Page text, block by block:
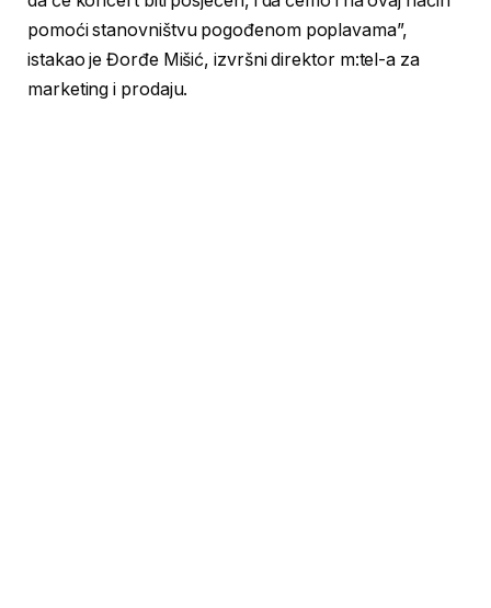
pomoći stanovništvu pogođenom poplavama”,
istakao je Đorđe Mišić, izvršni direktor m:tel-a za
marketing i prodaju.